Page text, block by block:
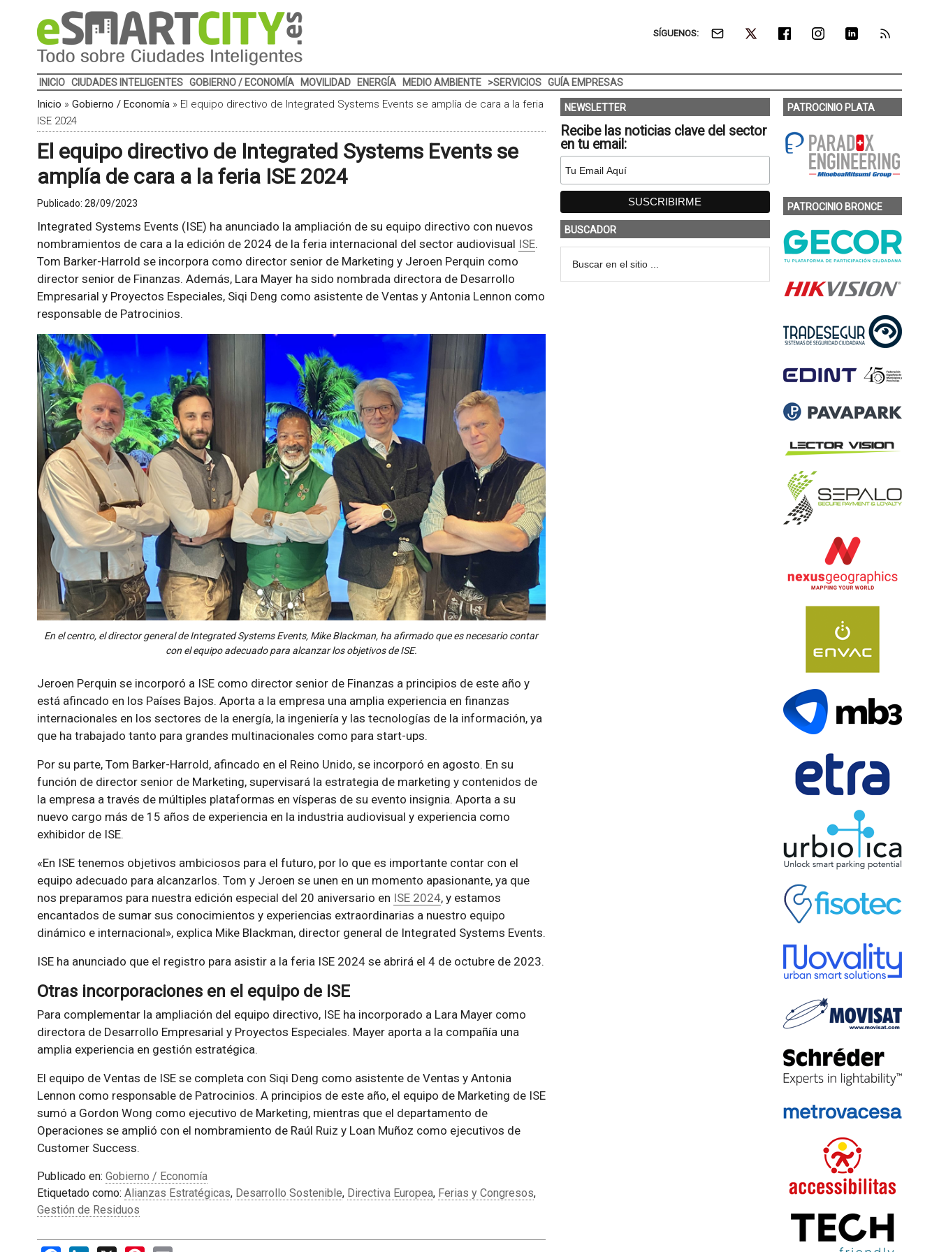
SÍGUENOS:
INICIO CIUDADES INTELIGENTES GOBIERNO / ECONOMÍA MOVILIDAD ENERGÍA MEDIO AMBIENTE >SERVICIOS GUÍA EMPRESAS
Inicio » Gobierno / Economía» El equipo directivo de Integrated Systems Events se amplía de cara a la feria
ISE 2024
El equipo directivo de Integrated Systems Events se
amplía de cara a la feria ISE 2024
Publicado: 28/09/2023
Integrated Systems Events (ISE) ha anunciado la ampliación de su equipo directivo con nuevos
nombramientos de cara a la edición de 2024 de la feria internacional del sector audiovisual ISE.
Tom Barker-Harrold se incorpora como director senior de Marketing y Jeroen Perquin como
director senior de Finanzas. Además, Lara Mayer ha sido nombrada directora de Desarrollo
Empresarial y Proyectos Especiales, Siqi Deng como asistente de Ventas y Antonia Lennon como
responsable de Patrocinios.
En el centro, el director general de Integrated Systems Events, Mike Blackman, ha afirmado que es necesario contar
con el equipo adecuado para alcanzar los objetivos de ISE.
Jeroen Perquin se incorporó a ISE como director senior de Finanzas a principios de este año y
está afincado en los Países Bajos. Aporta a la empresa una amplia experiencia en finanzas
internacionales en los sectores de la energía, la ingeniería y las tecnologías de la información, ya
que ha trabajado tanto para grandes multinacionales como para start-ups.
Por su parte, Tom Barker-Harrold, afincado en el Reino Unido, se incorporó en agosto. En su
función de director senior de Marketing, supervisará la estrategia de marketing y contenidos de
la empresa a través de múltiples plataformas en vísperas de su evento insignia. Aporta a su
nuevo cargo más de 15 años de experiencia en la industria audiovisual y experiencia como
exhibidor de ISE.
«En ISE tenemos objetivos ambiciosos para el futuro, por lo que es importante contar con el
equipo adecuado para alcanzarlos. Tom y Jeroen se unen en un momento apasionante, ya que
nos preparamos para nuestra edición especial del 20 aniversario en ISE 2024, y estamos
encantados de sumar sus conocimientos y experiencias extraordinarias a nuestro equipo
dinámico e internacional», explica Mike Blackman, director general de Integrated Systems Events.
ISE ha anunciado que el registro para asistir a la feria ISE 2024 se abrirá el 4 de octubre de 2023.
Otras incorporaciones en el equipo de ISE
Para complementar la ampliación del equipo directivo, ISE ha incorporado a Lara Mayer como
directora de Desarrollo Empresarial y Proyectos Especiales. Mayer aporta a la compañía una
amplia experiencia en gestión estratégica.
El equipo de Ventas de ISE se completa con Siqi Deng como asistente de Ventas y Antonia
Lennon como responsable de Patrocinios. A principios de este año, el equipo de Marketing de ISE
sumó a Gordon Wong como ejecutivo de Marketing, mientras que el departamento de
Operaciones se amplió con el nombramiento de Raúl Ruiz y Loan Muñoz como ejecutivos de
Customer Success.
Publicado en: Gobierno / Economía
Etiquetado como: Alianzas Estratégicas, Desarrollo Sostenible, Directiva Europea, Ferias y Congresos,
Gestión de Residuos
NEWSLETTER
Recibe las noticias clave del sector
en tu email:
BUSCADOR
PATROCINIO PLATA
PATROCINIO BRONCE